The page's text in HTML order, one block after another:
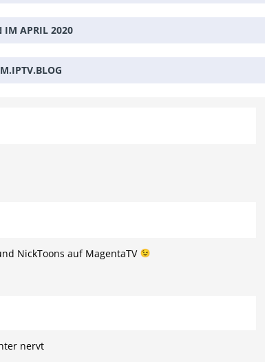
IM APRIL 2020
NickToons auf MagentaTV
nervt